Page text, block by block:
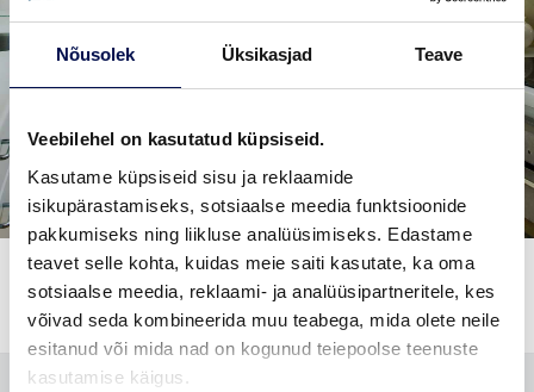
Nõusolek Üksikasjad Teave
Veebilehel on kasutatud küpsiseid.
Kasutame küpsiseid sisu ja reklaamide
isikupärastamiseks, sotsiaalse meedia funktsioonide
pakkumiseks ning liikluse analüüsimiseks. Edastame
teavet selle kohta, kuidas meie saiti kasutate, ka oma
sotsiaalse meedia, reklaami- ja analüüsipartneritele, kes
võivad seda kombineerida muu teabega, mida olete neile
esitanud või mida nad on kogunud teiepoolse teenuste
kasutamise käigus.